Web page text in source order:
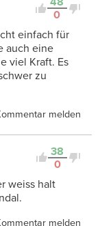
0
einfach für
auch eine
viel Kraft. Es
zu
melden
38
0
weiss halt
melden